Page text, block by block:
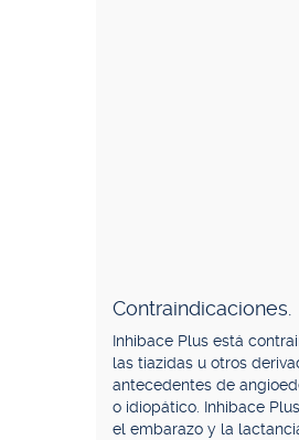
Contraindicaciones.
Inhibace Plus está
las tiazidas u otros
antecedentes de
o idiopático. Inhibace
el embarazo y la